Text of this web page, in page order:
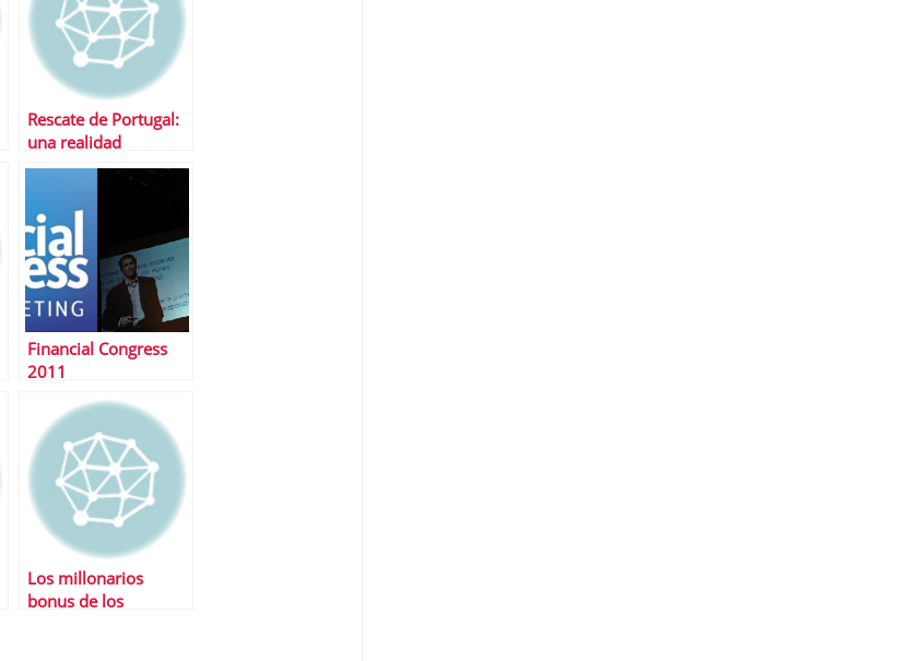
Rescate de Portugal:
una realidad
Financial Congress
2011
Los millonarios
bonus de los